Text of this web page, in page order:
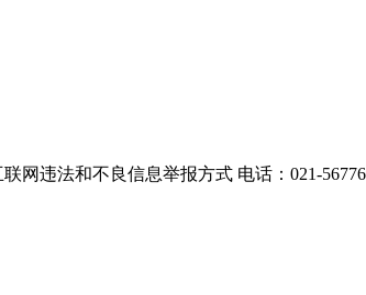
联网违法和不良信息举报方式 电话：021-